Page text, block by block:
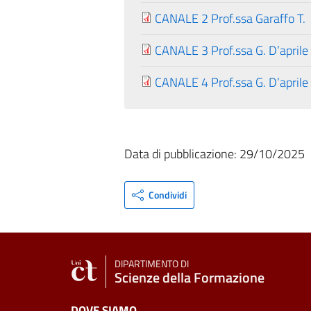
CANALE 2 Prof.ssa Garaffo T.
CANALE 3 Prof.ssa G. D’aprile
CANALE 4 Prof.ssa G. D’aprile
Data di pubblicazione: 29/10/2025
Condividi
DIPARTIMENTO DI
Scienze della Formazione